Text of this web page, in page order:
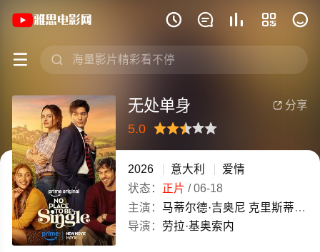
    
 
《无处单身》(2026)意大利意大利语高
 分享
无处单身
5.0
很差较差还行推荐力荐
2026 意大利
爱情
状态： 正片 /06-18
主演： 马蒂尔德·吉奥尼 克里斯蒂亚诺·卡卡莫
导演： 劳拉·基奥索内